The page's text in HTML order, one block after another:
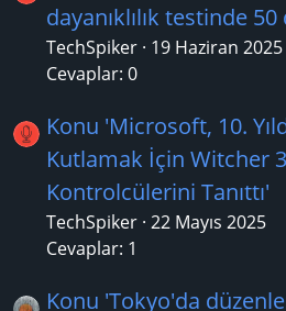
dayanıklılık testinde
TechSpiker 19 Haziran 2025
Cevaplar: 0
Konu 'Microsoft, 10.
Kutlamak İçin Witcher
Kontrolcülerini Tanıttı'
TechSpiker 22 Mayıs 2025
Cevaplar: 1
Konu 'Tokyo'da